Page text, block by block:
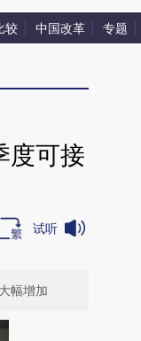
较 中国改革 专题
度可接
试听
幅增加